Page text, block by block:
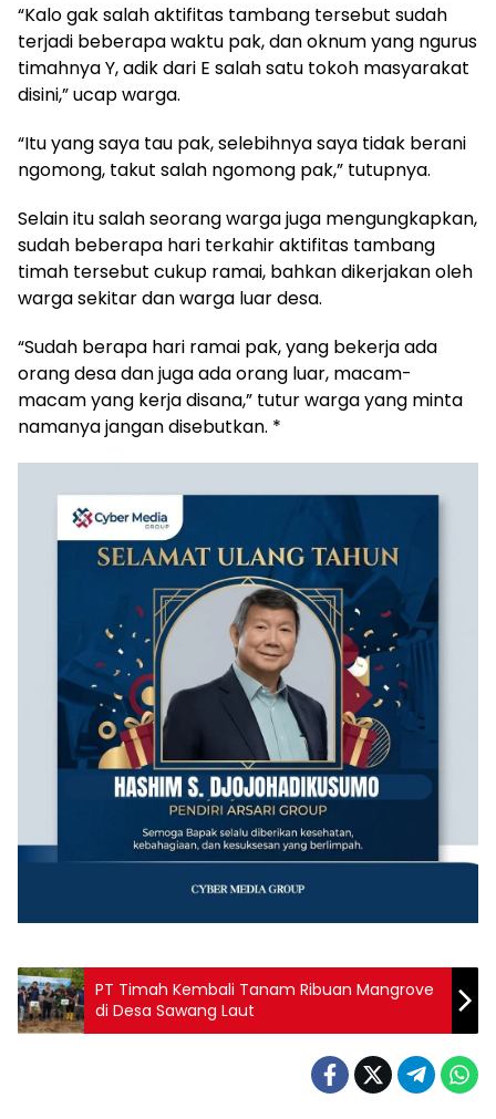
“Kalo gak salah aktifitas tambang tersebut sudah
terjadi beberapa waktu pak, dan oknum yang ngurus
timahnya Y, adik dari E salah satu tokoh masyarakat
disini,” ucap warga.
“Itu yang saya tau pak, selebihnya saya tidak berani
ngomong, takut salah ngomong pak,” tutupnya.
Selain itu salah seorang warga juga mengungkapkan,
sudah beberapa hari terkahir aktifitas tambang
timah tersebut cukup ramai, bahkan dikerjakan oleh
warga sekitar dan warga luar desa.
“Sudah berapa hari ramai pak, yang bekerja ada
orang desa dan juga ada orang luar, macam-
macam yang kerja disana,” tutur warga yang minta
namanya jangan disebutkan. *
PT Timah Kembali Tanam Ribuan Mangrove
di Desa Sawang Laut